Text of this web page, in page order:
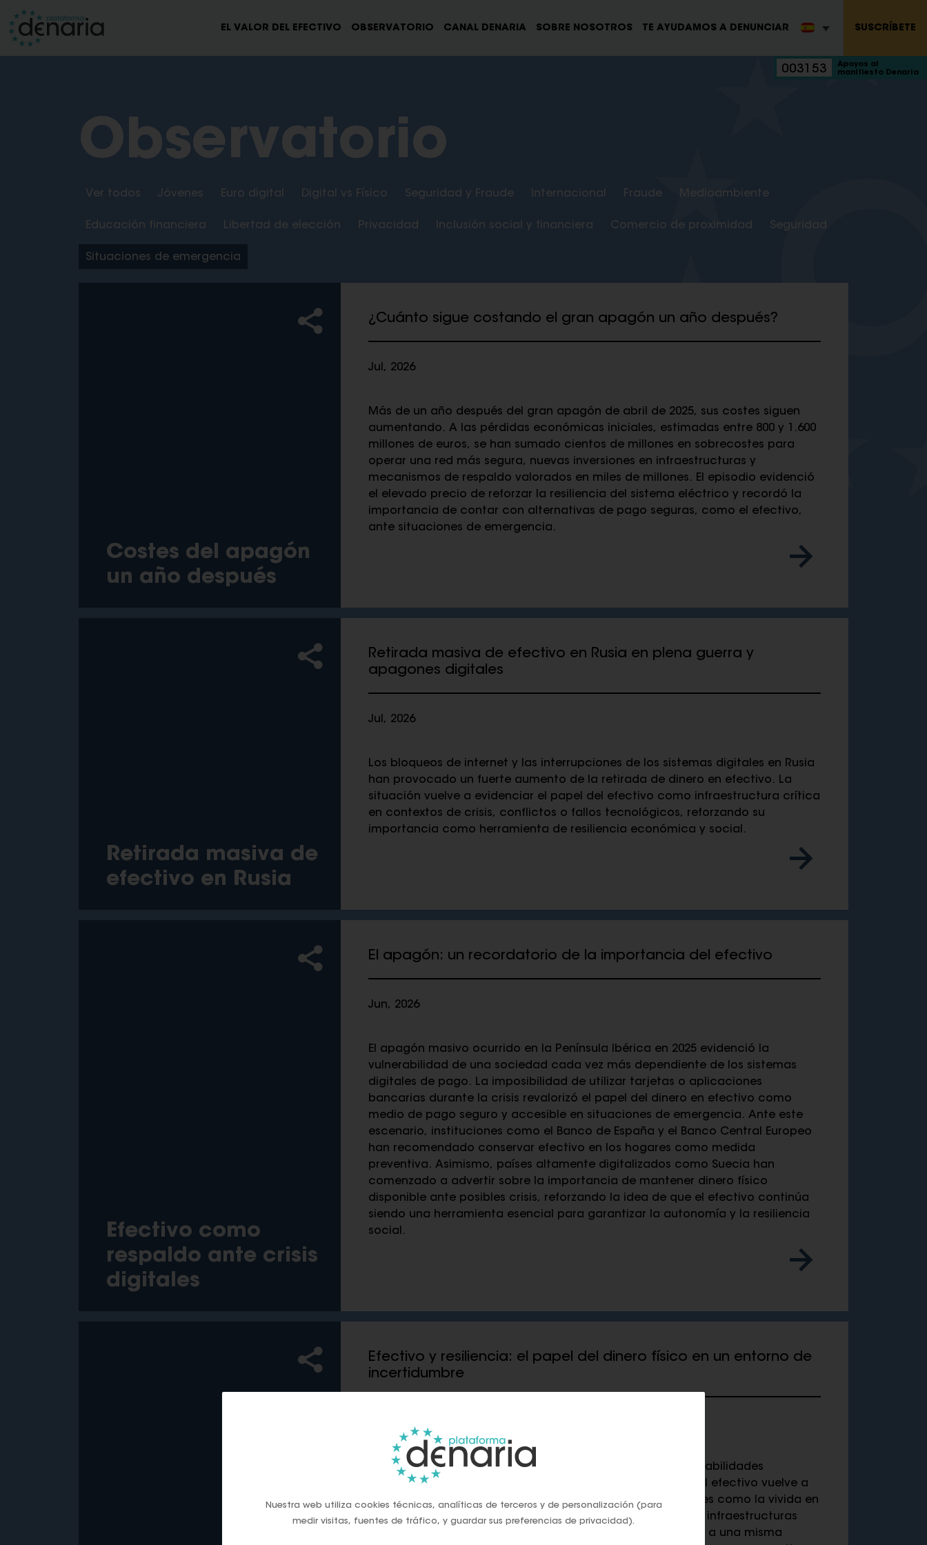
EL VALOR DEL EFECTIVO OBSERVATORIO CANAL DENARIA SOBRE NOSOTROS TE AYUDAMOS A DENUNCIAR SUSCRÍBETE
003153
Apoyos al
manifiesto Denaria
Observatorio
Ver todos Jóvenes Euro digital Digital vs Físico Seguridad y Fraude Internacional Fraude Medioambiente
Educación financiera Libertad de elección Privacidad Inclusión social y financiera Comercio de proximidad Seguridad
Situaciones de emergencia
Costes del apagón
un año después
¿Cuánto sigue costando el gran apagón un año después?
Jul, 2026
Más de un año después del gran apagón de abril de 2025, sus costes siguen
aumentando. A las pérdidas económicas iniciales, estimadas entre 800 y 1.600
millones de euros, se han sumado cientos de millones en sobrecostes para
operar una red más segura, nuevas inversiones en infraestructuras y
mecanismos de respaldo valorados en miles de millones. El episodio evidenció
el elevado precio de reforzar la resiliencia del sistema eléctrico y recordó la
importancia de contar con alternativas de pago seguras, como el efectivo,
ante situaciones de emergencia.
Retirada masiva de
efectivo en Rusia
Retirada masiva de efectivo en Rusia en plena guerra y
apagones digitales
Jul, 2026
Los bloqueos de internet y las interrupciones de los sistemas digitales en Rusia
han provocado un fuerte aumento de la retirada de dinero en efectivo. La
situación vuelve a evidenciar el papel del efectivo como infraestructura crítica
en contextos de crisis, conflictos o fallos tecnológicos, reforzando su
importancia como herramienta de resiliencia económica y social.
Efectivo como
respaldo ante crisis
digitales
El apagón: un recordatorio de la importancia del efectivo
Jun, 2026
El apagón masivo ocurrido en la Península Ibérica en 2025 evidenció la
vulnerabilidad de una sociedad cada vez más dependiente de los sistemas
digitales de pago. La imposibilidad de utilizar tarjetas o aplicaciones
bancarias durante la crisis revalorizó el papel del dinero en efectivo como
medio de pago seguro y accesible en situaciones de emergencia. Ante este
escenario, instituciones como el Banco de España y el Banco Central Europeo
han recomendado conservar efectivo en los hogares como medida
preventiva. Asimismo, países altamente digitalizados como Suecia han
comenzado a advertir sobre la importancia de mantener dinero físico
disponible ante posibles crisis, reforzando la idea de que el efectivo continúa
siendo una herramienta esencial para garantizar la autonomía y la resiliencia
social.
Efectivo y resiliencia: el papel del dinero físico en un entorno de
incertidumbre
En un contexto marcado por tensiones geopolíticas, vulnerabilidades
tecnológicas y riesgos sobre las infraestructuras críticas, el efectivo vuelve a
situarse en el centro del debate. Desde crisis internacionales como la vivida en
Irán hasta la reciente Ley de protección y resiliencia de las infraestructuras
críticas impulsada en España, distintos elementos apuntan a una misma
Nuestra web utiliza cookies técnicas, analíticas de terceros y de personalización (para
medir visitas, fuentes de tráfico, y guardar sus preferencias de privacidad).